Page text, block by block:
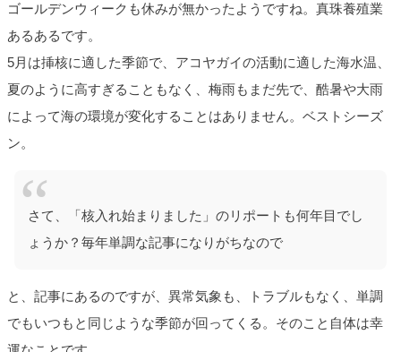
ゴールデンウィークも休みが無かったようですね。真珠養殖業
あるあるです。
5月は挿核に適した季節で、アコヤガイの活動に適した海水温、
夏のように高すぎることもなく、梅雨もまだ先で、酷暑や大雨
によって海の環境が変化することはありません。ベストシーズ
ン。
さて、「核入れ始まりました」のリポートも何年目でし
ょうか？毎年単調な記事になりがちなので
と、記事にあるのですが、異常気象も、トラブルもなく、単調
でもいつもと同じような季節が回ってくる。そのこと自体は幸